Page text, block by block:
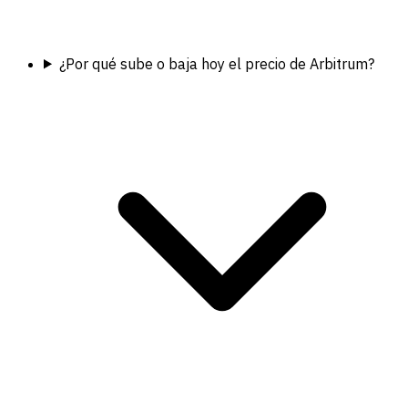
¿Por qué sube o baja hoy el precio de Arbitrum?